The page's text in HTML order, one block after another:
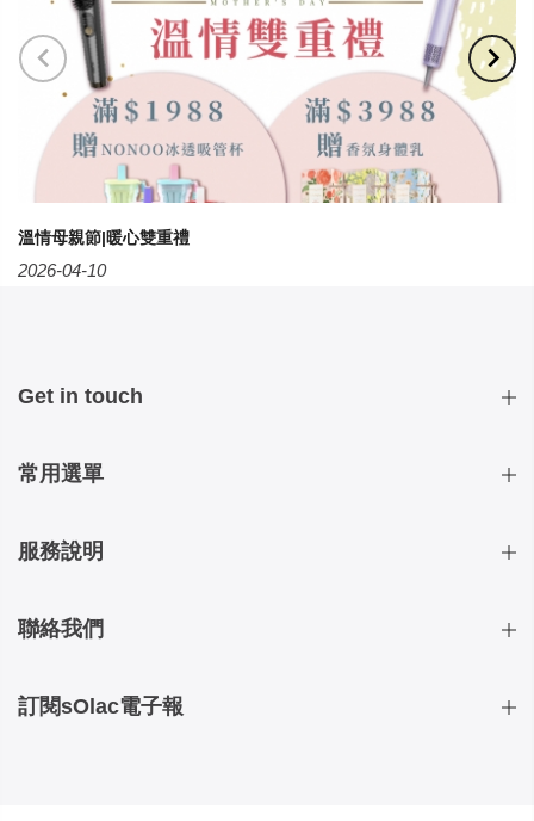
溫情母親節|暖心雙重禮
2026-04-10
Get in touch
常用選單
服務說明
聯絡我們
訂閱sOlac電子報